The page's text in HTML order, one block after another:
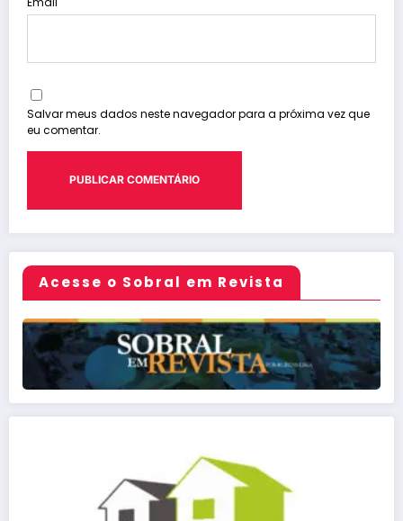
Salvar meus dados neste navegador para a próxima vez que
eu comentar.
Acesse o Sobral em Revista